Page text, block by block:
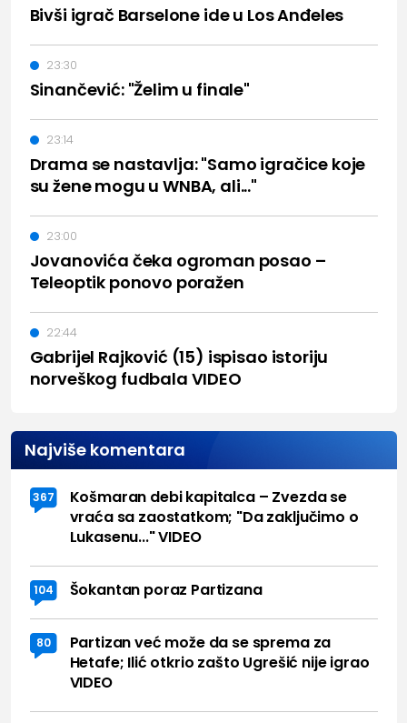
Bivši igrač Barselone ide u Los Anđeles
Sinančević: "Želim u finale"
23:30
Drama se nastavlja: "Samo igračice koje
su žene mogu u WNBA, ali..."
23:14
Jovanovića čeka ogroman posao –
Teleoptik ponovo poražen
23:00
Gabrijel Rajković (15) ispisao istoriju
norveškog fudbala VIDEO
22:44
Najviše komentara
367
Košmaran debi kapitalca – Zvezda se
vraća sa zaostatkom; "Da zaključimo o
Lukasenu..." VIDEO
104 Šokantan poraz Partizana
80
Partizan već može da se sprema za
Hetafe; Ilić otkrio zašto Ugrešić nije igrao
VIDEO